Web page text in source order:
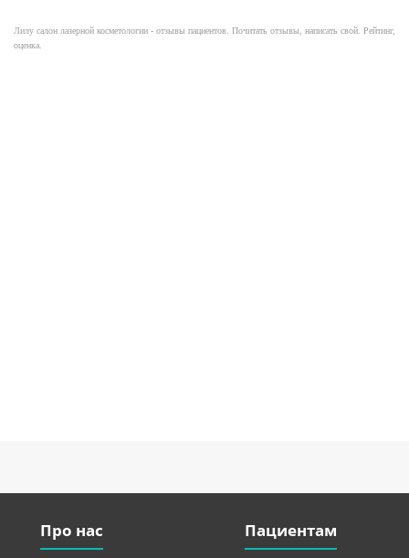
Лилу салон лазерной косметологии - отзывы пациентов. Почитать отзывы, написать свой. Рейтинг,
оценка.
Про нас Пациентам